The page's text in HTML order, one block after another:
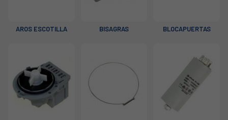
AROS ESCOTILLA BISAGRAS BLOCAPUERTAS